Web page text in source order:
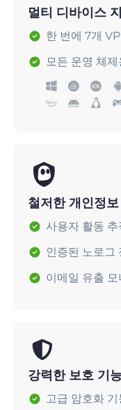
멀티 디바이스
한 번에 7개
모든 운영 체제
철저한 개인정
사용자 활동 추
인증된 노로그
이메일 유출 모
강력한 보호 기
고급 암호화 기